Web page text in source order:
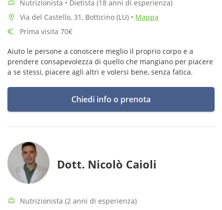
Nutrizionista • Dietista (18 anni di esperienza)
Via del Castello, 31, Botticino (LU) • Mappa
Prima visita 70€
Aiuto le persone a conoscere meglio il proprio corpo e a
prendere consapevolezza di quello che mangiano per piacere
a se stessi, piacere agli altri e volersi bene, senza fatica.
Chiedi info o prenota
Dott. Nicolò Caioli
Nutrizionista (2 anni di esperienza)